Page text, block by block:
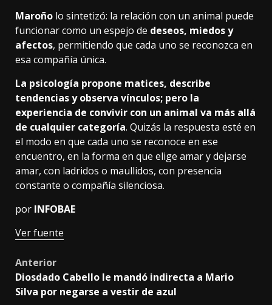
Maroño lo sintetizó: la relación con un animal puede
funcionar como un espejo de deseos, miedos y
afectos, permitiendo que cada uno se reconozca en
esa compañía única.
La psicología propone matices, describe
tendencias y observa vínculos; pero la
experiencia de convivir con un animal va más allá
de cualquier categoría. Quizás la respuesta esté en
el modo en que cada uno se reconoce en ese
encuentro, en la forma en que elige amar y dejarse
amar, con ladridos o maullidos, con presencia
constante o compañía silenciosa.
por INFOBAE
Ver fuente
Post
navigation
Anterior
Diosdado Cabello le mandó indirecta a Mario
Silva por negarse a vestir de azul